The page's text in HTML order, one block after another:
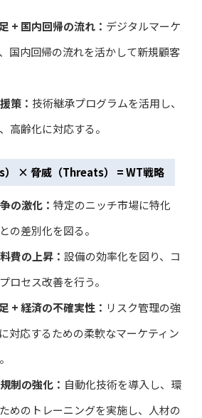
+ 国内回帰の流れ： デジタルマーケ
国内回帰の流れを活かして新規顧客
策： 技術継承プログラムを活用し、
高齢化に対応する。
） × 脅威（Threats） = WT戦略
の激化： 特定のニッチ市場に特化
の差別化を図る。
費の上昇： 設備の効率化を図り、コ
ロセス改善を行う。
+ 経済の不確実性： リスク管理の強
対応するための柔軟なマーケティン
制の強化： 自動化技術を導入し、環
めのトレーニングを実施し、人材の